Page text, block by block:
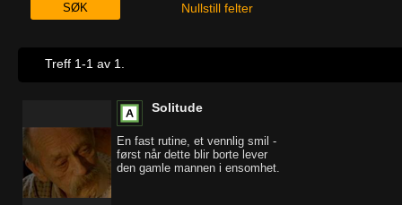
Nullstill felter
Treff 1-1 av 1.
Solitude
En fast rutine, et vennlig smil -
først når dette blir borte lever
den gamle mannen i ensomhet.